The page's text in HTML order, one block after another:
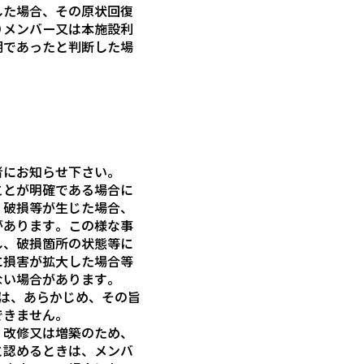
場合、その原状回復
ンバー又は本施設利
あったと判断した場
お知らせ下さい。
が明確である場合に
損等が生じた場合、
ります。この様な事
破損箇所の状態等に
害が拡大した場合等
場合があります。
、あらかじめ、その旨
ません。
修又は増築のため、
めるときは、メンバ